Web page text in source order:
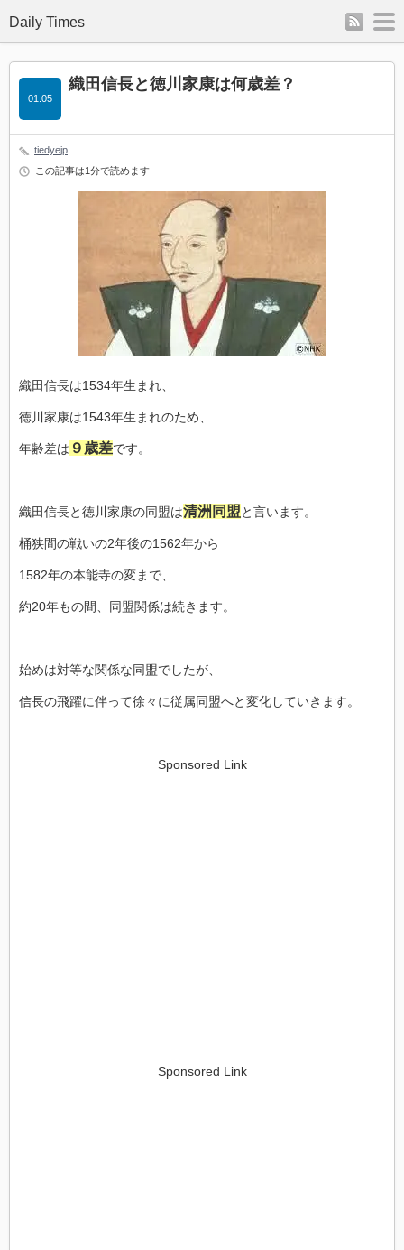
Daily Times rss
織田信長と徳川家康は何歳差？
01.05
tiedyejp
この記事は1分で読めます
織田信長は1534年生まれ、
徳川家康は1543年生まれのため、
年齢差は ９歳差です。
織田信長と徳川家康の同盟は清洲同盟と言います。
桶狭間の戦いの2年後の1562年から
1582年の本能寺の変まで、
約20年もの間、同盟関係は続きます。
始めは対等な関係な同盟でしたが、
信長の飛躍に伴って徐々に従属同盟へと変化していきます。
Sponsored Link
Sponsored Link